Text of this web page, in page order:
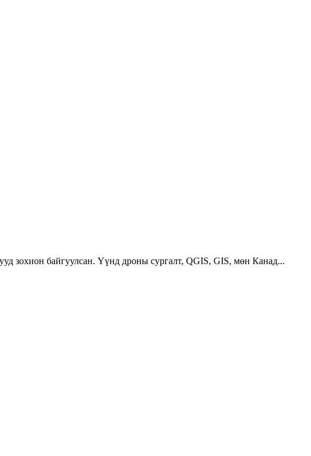
зохион байгуулсан. Үүнд дроны сургалт, QGIS, GIS, мөн Канад...